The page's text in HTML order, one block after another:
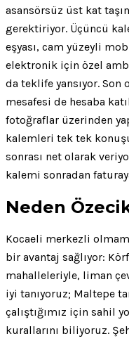
asansörsüz üst kat
gerektiriyor. Üçüncü
eşyası, cam yüzeyli
elektronik için özel
da teklife yansıyor.
mesafesi de hesaba
fotoğraflar üzerinden
kalemleri tek tek
sonrası net olarak
kalemi sonradan
Neden
Kocaeli merkezli
bir avantaj sağlıyor:
mahalleleriyle, liman
iyi tanıyoruz; Maltepe
çalıştığımız için sahil
kurallarını biliyoruz.